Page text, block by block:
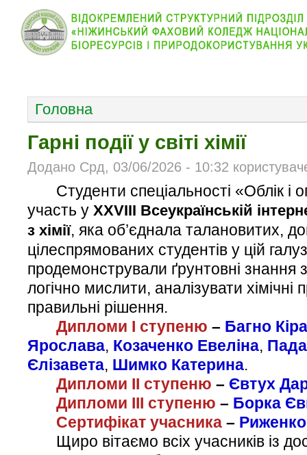
Головна
Гарні події у світі хімії
Додано Срд, 03/06/2026 - 10:32
Студенти спеціальності «Облік і
участь у XXVIІІ Всеукраїнській
з хімії, яка об’єднала талановитих,
цілеспрямованих студентів у цій
продемонстрували ґрунтовні знання
логічно мислити, аналізувати
правильні рішення.
Дипломи І ступеню – Багно Кіра
Ярослава, Козаченко Евеліна,
Єлізавета, Шимко Катерина.
Дипломи ІІ ступеню – Євтух
Дипломи ІІІ ступеню – Борка
Сертифікат учасника – Риженко
Щиро вітаємо всіх учасників із